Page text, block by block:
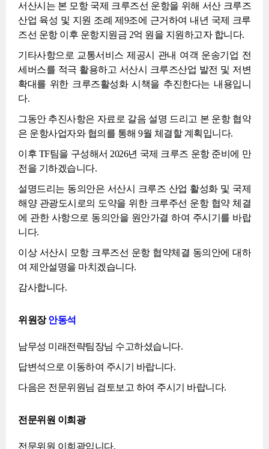
서산시는 본 모항 국제 크루즈선 운항을 위해 서산 크루즈
산업 육성 및 지원 조례 제9조에 근거하여 내년 국제 크루
즈선 운항 이후 운항지원금 2억 원을 지원하고자 합니다.
기타사항으로 교통서비스 제공시 관내 여객 운송기업 전
세버스를 적극 활용하고 서산시 크루즈산업 발전 및 저변
확대를 위한 크루즈활성화 시책을 추진한다는 내용입니
다.
그동안 추진사항은 자료로 갈음 설명 드리고 본 운항 협약
은 운항사업자와 협의를 통해 9월 체결할 계획입니다.
이후 TF팀을 구성해서 2026년 국제 크루즈 운항 준비에 만
전을 기하겠습니다.
설명드리는 동의안은 서산시 크루즈 산업 활성화 및 국제
해양 관광도시로의 도약을 위한 크루주선 운항 협약 체결
에 관한 사항으로 동의안을 원안가결 하여 주시기를 바랍
니다.
이상 서산시 모항 크루즈선 운항 협약체결 동의안에 대하
여 제안설명을 마치겠습니다.
감사합니다.
위원장안동석
남무성 미래전략팀장님 수고하셨습니다.
답변석으로 이동하여 주시기 바랍니다.
다음은 전문위원님 검토보고 하여 주시기 바랍니다.
전문위원 이희광
전문위원 이희광입니다.